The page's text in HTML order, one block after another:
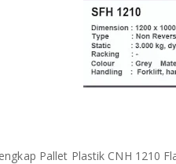
Pallet Plastik CNH 1210